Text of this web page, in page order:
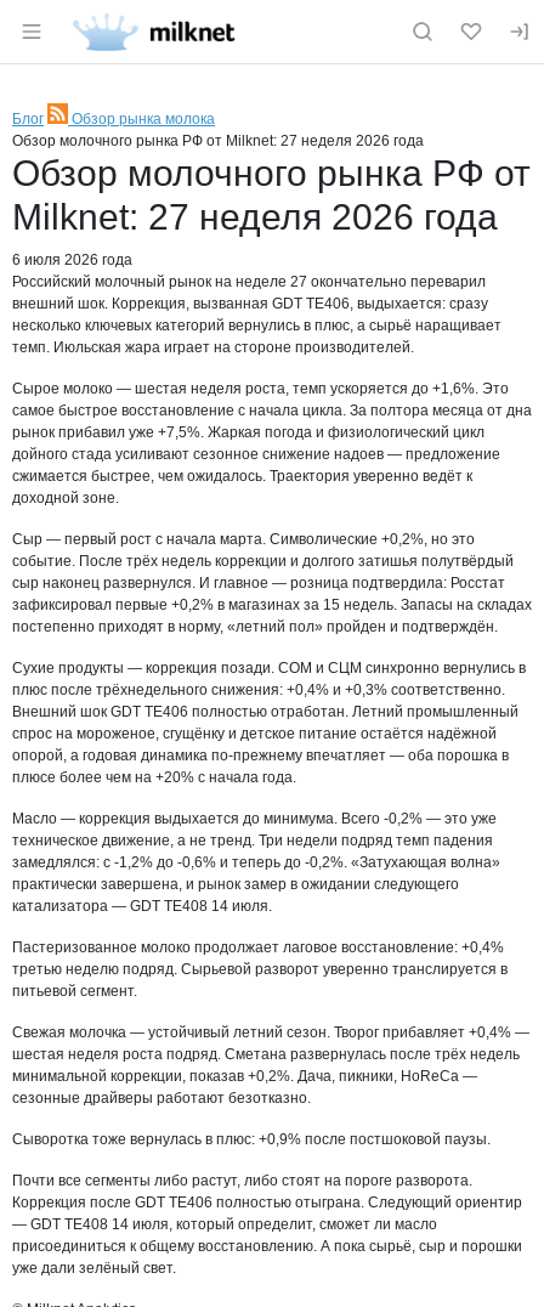
Раздел навигации по сайту milknet.ru
Блог
RSS
Обзор рынка молока
Обзор молочного рынка РФ от Milknet: 27 неделя 2026 года
Обзор молочного рынка РФ от
Milknet: 27 неделя 2026 года
6 июля 2026 года
Российский молочный рынок на неделе 27 окончательно переварил
внешний шок. Коррекция, вызванная GDT TE406, выдыхается: сразу
несколько ключевых категорий вернулись в плюс, а сырьё наращивает
темп. Июльская жара играет на стороне производителей.
Сырое молоко — шестая неделя роста, темп ускоряется до +1,6%. Это
самое быстрое восстановление с начала цикла. За полтора месяца от дна
рынок прибавил уже +7,5%. Жаркая погода и физиологический цикл
дойного стада усиливают сезонное снижение надоев — предложение
сжимается быстрее, чем ожидалось. Траектория уверенно ведёт к
доходной зоне.
Сыр — первый рост с начала марта. Символические +0,2%, но это
событие. После трёх недель коррекции и долгого затишья полутвёрдый
сыр наконец развернулся. И главное — розница подтвердила: Росстат
зафиксировал первые +0,2% в магазинах за 15 недель. Запасы на складах
постепенно приходят в норму, «летний пол» пройден и подтверждён.
Сухие продукты — коррекция позади. СОМ и СЦМ синхронно вернулись в
плюс после трёхнедельного снижения: +0,4% и +0,3% соответственно.
Внешний шок GDT TE406 полностью отработан. Летний промышленный
спрос на мороженое, сгущёнку и детское питание остаётся надёжной
опорой, а годовая динамика по-прежнему впечатляет — оба порошка в
плюсе более чем на +20% с начала года.
Масло — коррекция выдыхается до минимума. Всего -0,2% — это уже
техническое движение, а не тренд. Три недели подряд темп падения
замедлялся: с -1,2% до -0,6% и теперь до -0,2%. «Затухающая волна»
практически завершена, и рынок замер в ожидании следующего
катализатора — GDT TE408 14 июля.
Пастеризованное молоко продолжает лаговое восстановление: +0,4%
третью неделю подряд. Сырьевой разворот уверенно транслируется в
питьевой сегмент.
Свежая молочка — устойчивый летний сезон. Творог прибавляет +0,4% —
шестая неделя роста подряд. Сметана развернулась после трёх недель
минимальной коррекции, показав +0,2%. Дача, пикники, HoReCa —
сезонные драйверы работают безотказно.
Сыворотка тоже вернулась в плюс: +0,9% после постшоковой паузы.
Почти все сегменты либо растут, либо стоят на пороге разворота.
Коррекция после GDT TE406 полностью отыграна. Следующий ориентир
— GDT TE408 14 июля, который определит, сможет ли масло
присоединиться к общему восстановлению. А пока сырьё, сыр и порошки
уже дали зелёный свет.